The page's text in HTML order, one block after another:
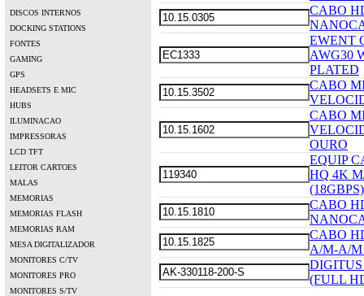
DISCOS INTERNOS
DOCKING STATIONS
FONTES
GAMING
GPS
HEADSETS E MIC
HUBS
ILUMINACAO
IMPRESSORAS
LCD TFT
LEITOR CARTOES
MALAS
MEMORIAS
MEMORIAS FLASH
MEMORIAS RAM
MESA DIGITALIZADOR
MONITORES C/TV
MONITORES PRO
MONITORES S/TV
CABO
EWENT
AWG30
PLATED
CABO
CABO
OURO
EQUIP
HQ 4K
(18GBPS)
CABO
CABO
A/M-A/M
(FULL